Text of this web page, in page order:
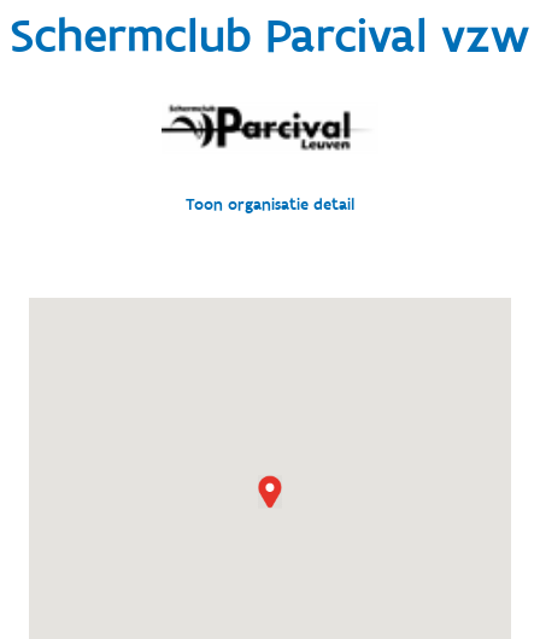
Schermclub Parcival vzw
Toon organisatie detail